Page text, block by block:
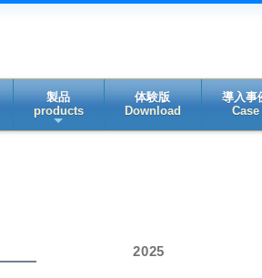
製品
products
体験版
Download
導入事
Case
2025